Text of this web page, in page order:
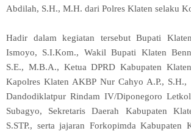
Abdilah, S.H., M.H. dari Polres Klaten selaku
Hadir dalam kegiatan tersebut Bupati
Ismoyo, S.I.Kom., Wakil Bupati Klaten
S.E., M.B.A., Ketua DPRD Kabupaten
Kapolres Klaten AKBP Nur Cahyo A.P.,
Dandodiklatpur Rindam IV/Diponegoro
Subagyo, Sekretaris Daerah Kabupaten
S.STP., serta jajaran Forkopimda Kabupaten